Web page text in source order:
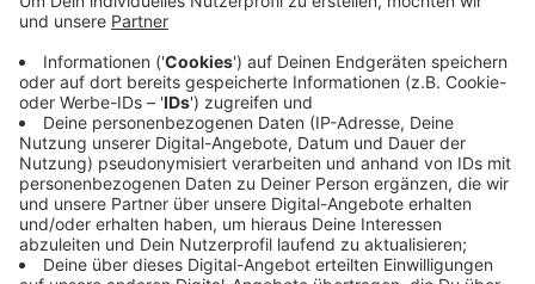
60 Aussteller gefunden
Die Veranstalter vom Pride am Rhine Verein sind sehr
stolz, dass aktuell schon 60 Austeller ihre Zusage für
den CSD gegeben haben. Mit Infoständen werden sie
für alles rund um die LGBTQ+ Szene zur Verfügung
stehen.